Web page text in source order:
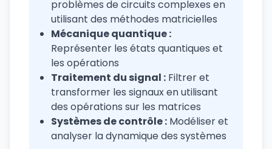
problèmes de circuits complexes en
utilisant des méthodes matricielles
Mécanique quantique :
Représenter les états quantiques et
les opérations
Traitement du signal : Filtrer et
transformer les signaux en utilisant
des opérations sur les matrices
Systèmes de contrôle : Modéliser et
analyser la dynamique des systèmes